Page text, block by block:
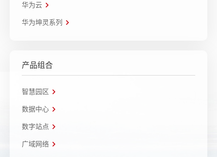
华为云
华为坤灵系列
产品组合
智慧园区
数据中心
数字站点
广域网络